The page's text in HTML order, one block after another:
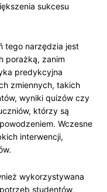
sukcesu
tego narzędzia jest
porażką, zanim
predykcyjna
zmiennych, takich
wyniki quizów czy
którzy są
Wczesne
interwencji,
wykorzystywana
studentów,